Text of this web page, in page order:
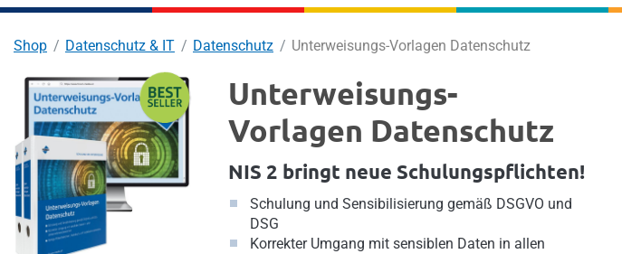
Shop Datenschutz & IT Datenschutz Unterweisungs-Vorlagen Datenschutz
Unterweisungs-
Vorlagen Datenschutz
NIS 2 bringt neue Schulungspflichten!
Schulung und Sensibilisierung gemäß DSGVO und
DSG
Korrekter Umgang mit sensiblen Daten in allen